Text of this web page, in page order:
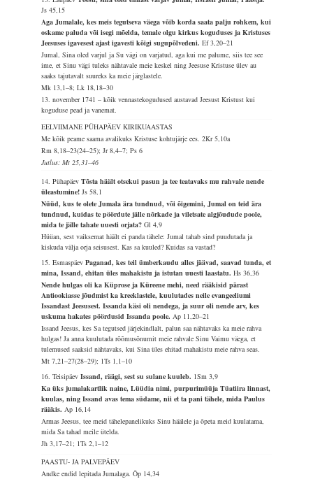
Js 45,15
Aga Jumalale, kes meis tegutseva väega võib korda saata palju rohkem, kui
oskame paluda või isegi mõelda, temale olgu kirkus koguduses ja Kristuses
Jeesuses igavesest ajast igavesti kõigi sugupõlvedeni.Ef 3,20–21
Jumal, Sina oled varjul ja Su vägi on varjatud, aga kui me palume, siis tee see
ime, et Sinu vägi tuleks nähtavale meie keskel ning Jeesuse Kristuse ülev au
saaks tajutavalt suureks ka meie järglastele.
Mk 13,1–8; Lk 18,18–30
13. november 1741 – kõik vennastekogudused austavad Jeesust Kristust kui
koguduse pead ja vanemat.
EELVIIMANE PÜHAPÄEV KIRIKUAASTAS
Me kõik peame saama avalikuks Kristuse kohtujärje ees.2Kr 5,10a
Rm 8,18–23(24–25); Jr 8,4–7; Ps 6
Jutlus: Mt 25,31–46
14. PühapäevTõsta häält otsekui pasun ja tee teatavaks mu rahvale nende
üleastumine!Js 58,1
Nüüd, kus te olete Jumala ära tundnud, või õigemini, Jumal on teid ära
tundnud, kuidas te pöördute jälle nõrkade ja viletsate algjõudude poole,
mida te jälle tahate uuesti orjata?Gl 4,9
Hüüan, sest vaiksemat häält ei panda tähele: Jumal tahab sind puudutada ja
kiskuda välja orja seisusest. Kas sa kuuled? Kuidas sa vastad?
15. EsmaspäevPaganad, kes teil ümberkaudu alles jäävad, saavad tunda, et
mina, Issand, ehitan üles mahakistu ja istutan uuesti laastatu.Hs 36,36
Nende hulgas oli ka Küprose ja Küreene mehi, need rääkisid pärast
Antiookiasse jõudmist ka kreeklastele, kuulutades neile evangeeliumi
Issandast Jeesusest. Issanda käsi oli nendega, ja suur oli nende arv, kes
uskuma hakates pöördusid Issanda poole.Ap 11,20–21
Issand Jeesus, kes Sa tegutsed järjekindlalt, palun saa nähtavaks ka meie rahva
hulgas! Ja anna kuulutada rõõmusõnumit meie rahvale Sinu Vaimu väega, et
tulemused saaksid nähtavaks, kui Sina üles ehitad mahakistu meie rahva seas.
Mt 7,21–27(28–29); 1Ts 1,1–10
16. TeisipäevIssand, räägi, sest su sulane kuuleb. 1Sm 3,9
Ka üks jumalakartlik naine, Lüüdia nimi, purpurimüüja Tüatiira linnast,
kuulas, ning Issand avas tema südame, nii et ta pani tähele, mida Paulus
rääkis.Ap 16,14
Armas Jeesus, tee meid tähelepanelikuks Sinu häälele ja õpeta meid kuulatama,
mida Sa tahad meile ütelda.
Jh 3,17–21; 1Ts 2,1–12
PAASTU- JA PALVEPÄEV
Andke endid lepitada Jumalaga.Õp 14,34